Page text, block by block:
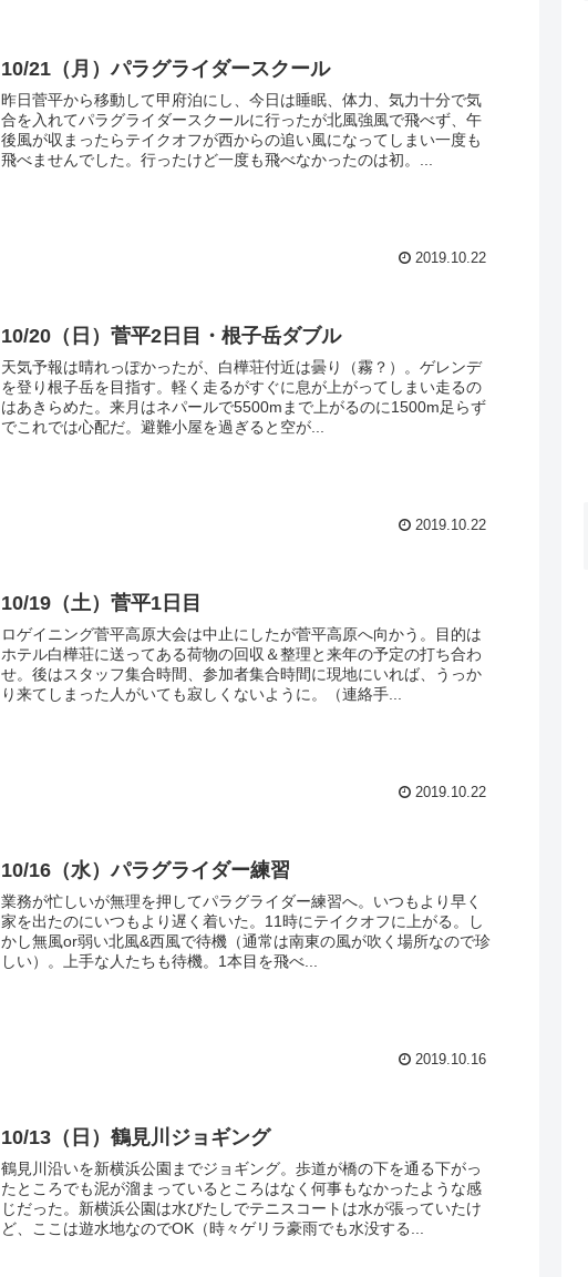
10/21（月）パラグライダースクール
昨日菅平から移動して甲府泊にし、今日は睡眠、体力、気力十分で気
合を入れてパラグライダースクールに行ったが北風強風で飛べず、午
後風が収まったらテイクオフが西からの追い風になってしまい一度も
飛べませんでした。行ったけど一度も飛べなかったのは初。...
2019.10.22
10/20（日）菅平2日目・根子岳ダブル
天気予報は晴れっぽかったが、白樺荘付近は曇り（霧？）。ゲレンデ
を登り根子岳を目指す。軽く走るがすぐに息が上がってしまい走るの
はあきらめた。来月はネパールで5500mまで上がるのに1500m足らず
でこれでは心配だ。避難小屋を過ぎると空が...
2019.10.22
10/19（土）菅平1日目
ロゲイニング菅平高原大会は中止にしたが菅平高原へ向かう。目的は
ホテル白樺荘に送ってある荷物の回収＆整理と来年の予定の打ち合わ
せ。後はスタッフ集合時間、参加者集合時間に現地にいれば、うっか
り来てしまった人がいても寂しくないように。（連絡手...
2019.10.22
10/16（水）パラグライダー練習
業務が忙しいが無理を押してパラグライダー練習へ。いつもより早く
家を出たのにいつもより遅く着いた。11時にテイクオフに上がる。し
かし無風or弱い北風&西風で待機（通常は南東の風が吹く場所なので珍
しい）。上手な人たちも待機。1本目を飛べ...
2019.10.16
10/13（日）鶴見川ジョギング
鶴見川沿いを新横浜公園までジョギング。歩道が橋の下を通る下がっ
たところでも泥が溜まっているところはなく何事もなかったような感
じだった。新横浜公園は水びたしでテニスコートは水が張っていたけ
ど、ここは遊水地なのでOK（時々ゲリラ豪雨でも水没する...